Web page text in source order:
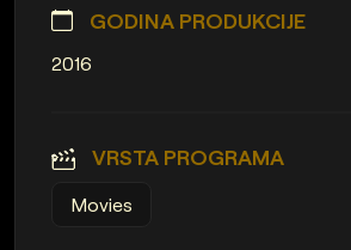
GODINA PRODUKCIJE
2016
VRSTA PROGRAMA
Movies